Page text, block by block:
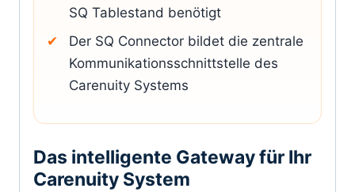
SQ Tablestand benötigt
Der SQ Connector bildet die zentrale
Kommunikationsschnittstelle des
Carenuity Systems
Das intelligente Gateway für Ihr
Carenuity System